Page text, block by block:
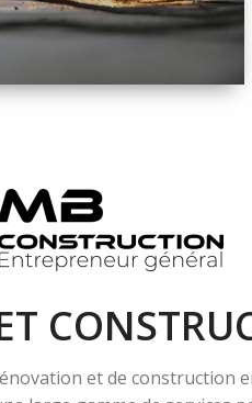
ET
et de construction